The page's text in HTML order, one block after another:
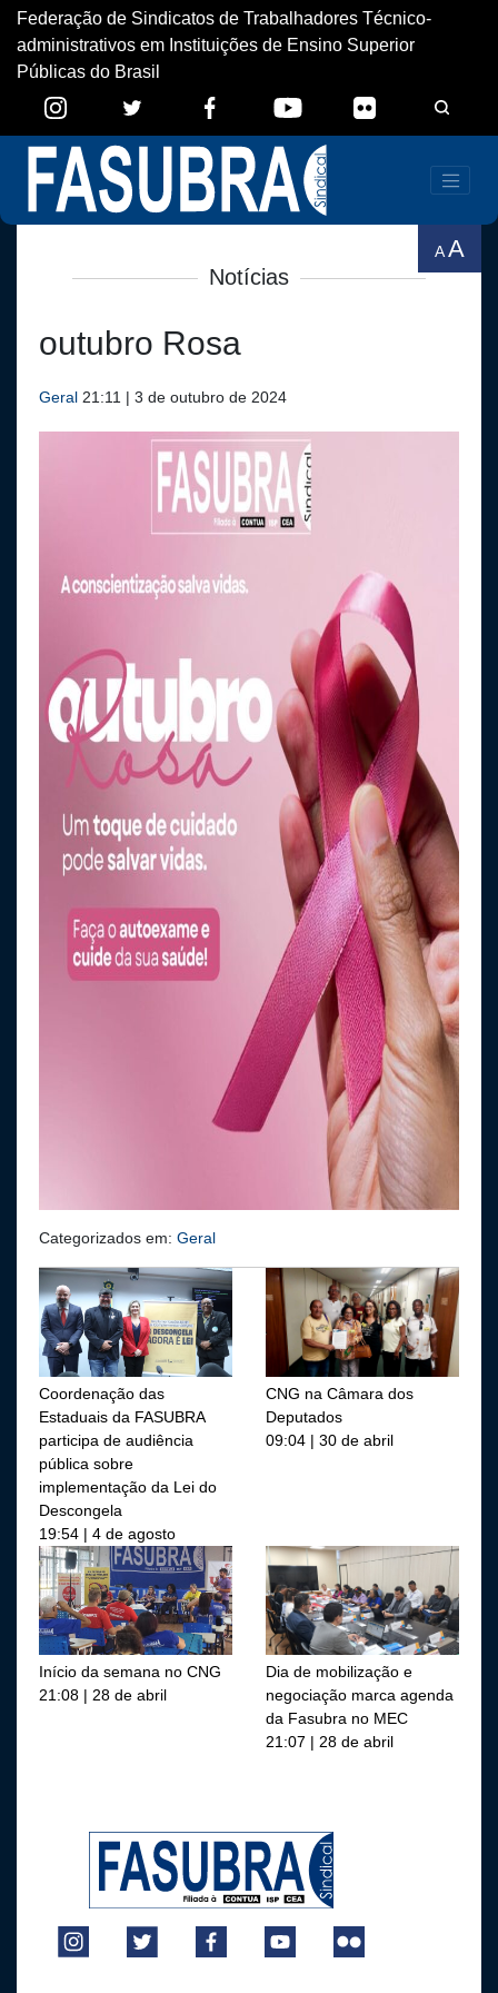
Federação de Sindicatos de Trabalhadores Técnico-
administrativos em Instituições de Ensino Superior
Públicas do Brasil
AA
Notícias
outubro Rosa
Geral 21:11 | 3 de outubro de 2024
Categorizados em: Geral
Coordenação das
Estaduais da FASUBRA
participa de audiência
pública sobre
implementação da Lei do
Descongela
19:54 | 4 de agosto
CNG na Câmara dos
Deputados
09:04 | 30 de abril
Início da semana no CNG
21:08 | 28 de abril
Dia de mobilização e
negociação marca agenda
da Fasubra no MEC
21:07 | 28 de abril